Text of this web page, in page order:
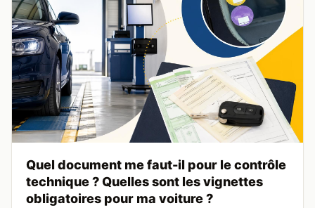
Quel document me faut-il pour le contrôle
technique ? Quelles sont les vignettes
obligatoires pour ma voiture ?